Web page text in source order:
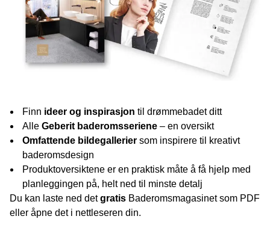
Finn ideer og inspirasjon til drømmebadet ditt
Alle Geberit baderomsseriene – en oversikt
Omfattende bildegallerier som inspirere til kreativt
baderomsdesign
Produktoversiktene er en praktisk måte å få hjelp med
planleggingen på, helt ned til minste detalj
Du kan laste ned detgratis Baderomsmagasinet som PDF
eller åpne det i nettleseren din.